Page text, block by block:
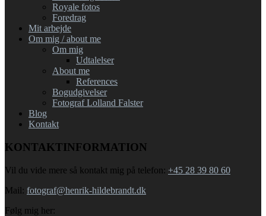
Royale fotos
Foredrag
Mit arbejde
Om mig / about me
Om mig
Udtalelser
About me
References
Bogudgivelser
Fotograf Lolland Falster
Blog
Kontakt
KONTAKTINFORMATION
Vil du vide mere så kontakt mig på telefon: +45 28 39 80 60
Mail: fotograf@henrik-hildebrandt.dk
Følg mig her: